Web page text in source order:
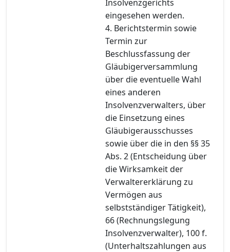
Insolvenzgerichts
eingesehen werden.
4. Berichtstermin sowie
Termin zur
Beschlussfassung der
Gläubigerversammlung
über die eventuelle Wahl
eines anderen
Insolvenzverwalters, über
die Einsetzung eines
Gläubigerausschusses
sowie über die in den §§ 35
Abs. 2 (Entscheidung über
die Wirksamkeit der
Verwaltererklärung zu
Vermögen aus
selbstständiger Tätigkeit),
66 (Rechnungslegung
Insolvenzverwalter), 100 f.
(Unterhaltszahlungen aus